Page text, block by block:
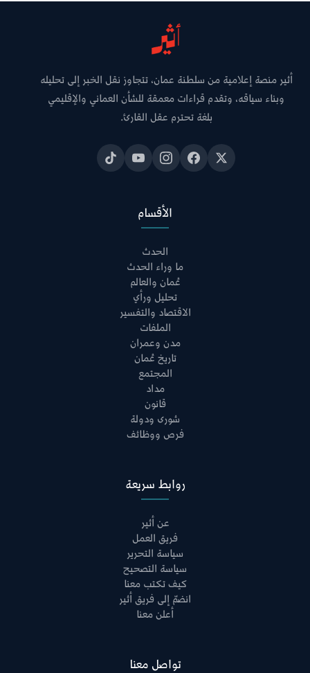
أثير منصة إعلامية من سلطنة عمان، تتجاوز نقل الخبر إلى تحليله
وبناء سياقه، وتقدم قراءات معمقة للشأن العماني والإقليمي
بلغة تحترم عقل القارئ.
الأقسام
الحدث
ما وراء الحدث
عُمان والعالم
تحليل ورأي
الاقتصاد والتفسير
الملفات
مدن وعمران
تاريخ عُمان
المجتمع
مداد
قانون
شورى ودولة
فرص ووظائف
روابط سريعة
عن أثير
فريق العمل
سياسة التحرير
سياسة التصحيح
كيف تكتب معنا
انضمّ إلى فريق أثير
أعلن معنا
تواصل معنا